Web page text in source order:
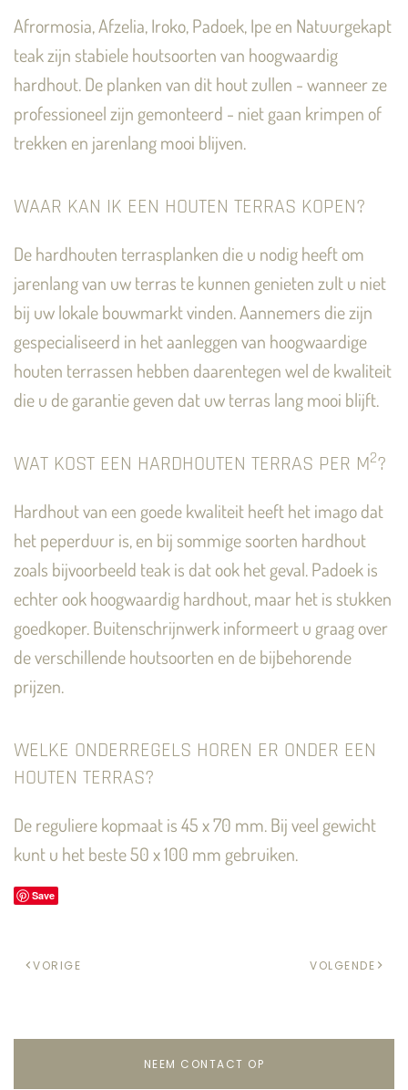
Afrormosia, Afzelia, Iroko, Padoek, Ipe en Natuurgekapt
teak zijn stabiele houtsoorten van hoogwaardig
hardhout. De planken van dit hout zullen - wanneer ze
professioneel zijn gemonteerd - niet gaan krimpen of
trekken en jarenlang mooi blijven.
WAAR KAN IK EEN HOUTEN TERRAS KOPEN?
De hardhouten terrasplanken die u nodig heeft om
jarenlang van uw terras te kunnen genieten zult u niet
bij uw lokale bouwmarkt vinden. Aannemers die zijn
gespecialiseerd in het aanleggen van hoogwaardige
houten terrassen hebben daarentegen wel de kwaliteit
die u de garantie geven dat uw terras lang mooi blijft.
WAT KOST EEN HARDHOUTEN TERRAS PER M2?
Hardhout van een goede kwaliteit heeft het imago dat
het peperduur is, en bij sommige soorten hardhout
zoals bijvoorbeeld teak is dat ook het geval. Padoek is
echter ook hoogwaardig hardhout, maar het is stukken
goedkoper. Buitenschrijnwerk informeert u graag over
de verschillende houtsoorten en de bijbehorende
prijzen.
WELKE ONDERREGELS HOREN ER ONDER EEN
HOUTEN TERRAS?
De reguliere kopmaat is 45 x 70 mm. Bij veel gewicht
kunt u het beste 50 x 100 mm gebruiken.
Save
VORIGE VOLGENDE
NEEM CONTACT OP